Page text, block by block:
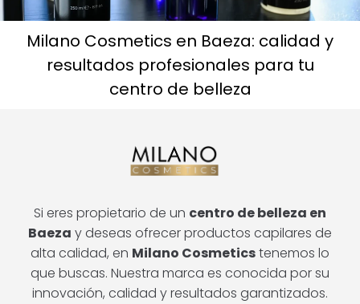
Milano Cosmetics en Baeza: calidad y
resultados profesionales para tu
centro de belleza
Si eres propietario de un centro de belleza en
Baeza y deseas ofrecer productos capilares de
alta calidad, en Milano Cosmeticstenemos lo
que buscas. Nuestra marca es conocida por su
innovación, calidad y resultados garantizados.